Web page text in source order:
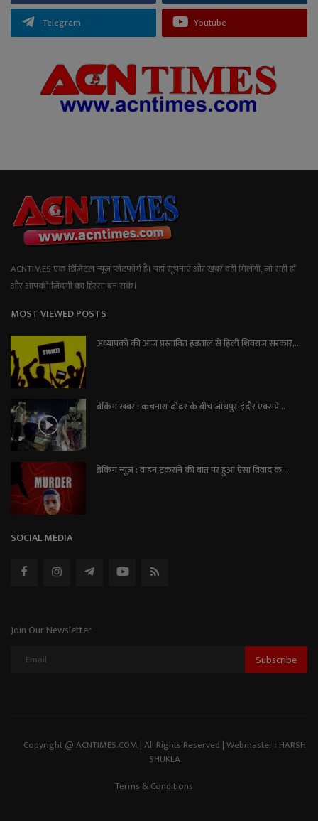
Telegram Youtube
ACNTIMES एक डिजिटल न्यूज प्लेटफॉर्म है। यहां सूचनाएं और खबरें वही मिलेंगी, जो सही हों
और आपकी जिंदगी का हिस्सा बन सकें।
MOST VIEWED POSTS
अध्यापकों की आज प्रस्तावित हड़ताल से हिली शिवराज सरकार,...
ब्रेकिंग खबर : कचनारा-ढोढर के बीच जोधपुर-इंदौर एक्सप्रे...
ब्रेकिंग न्यूज़ : वाहन टकराने की बात पर हुआ ऐसा विवाद क...
SOCIAL MEDIA
Join Our Newsletter
Subscribe
Copyright @ ACNTIMES.COM | All Rights Reserved | Webmaster : HARSH
SHUKLA
Terms & Conditions